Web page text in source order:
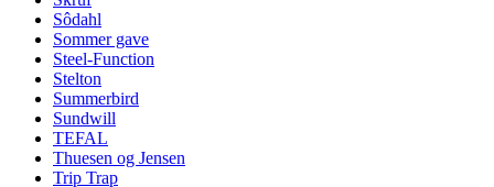
Sôdahl
Sommer gave
Steel-Function
Stelton
Summerbird
Sundwill
TEFAL
Thuesen og Jensen
Trip Trap